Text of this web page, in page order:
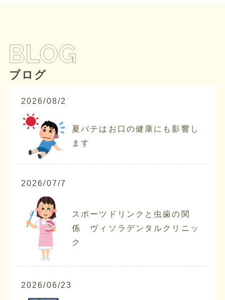
ブログ
2026/08/2
夏バテはお口の健康にも影響し
ます
2026/07/7
スポーツドリンクと虫歯の関
係 ヴィソラデンタルクリニッ
ク
2026/06/23